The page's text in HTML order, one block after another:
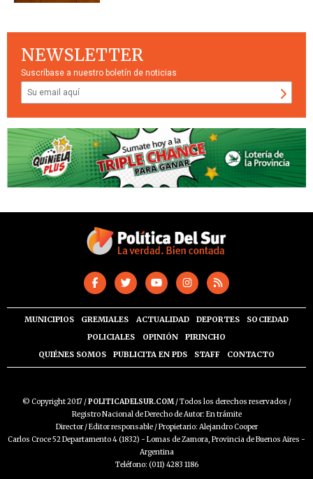
NEWSLETTER
Suscríbase a nuestro boletín de noticias
MUNICIPIOS GREMIALES ACTUALIDAD DEPORTES
SOCIEDAD
POLICIALES
OPINIÓN
PIRINCHO
QUIÉNES SOMOS
PUBLICITA EN PDS STAFF CONTACTO
© Copyright 2017 /POLITICADELSUR.COM/ Todos los derechos reservados /
Registro Nacional de Derecho de Autor: En trámite
Director / Editor responsable / Propietario: Alejandro Cooper
Carlos Croce 52 Departamento 4 (1832) - Lomas de Zamora, Provincia de Buenos Aires -
Argentina
Teléfono: (011) 4283 1186